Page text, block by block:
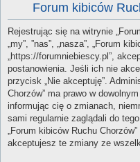
Forum kibiców
Rejestrując się na witrynie
„my”, ”nas”, „nasza”, „Forum
„https://forumniebiescy.pl”,
postanowienia. Jeśli ich nie
przycisk „Nie akceptuję”.
Chorzów” ma prawo w
informując cię o zmianach,
sami regularnie zaglądali do
„Forum kibiców Ruchu
akceptujesz te zmiany ze